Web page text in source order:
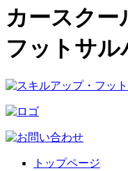
カースクー
フットサル
トップページ